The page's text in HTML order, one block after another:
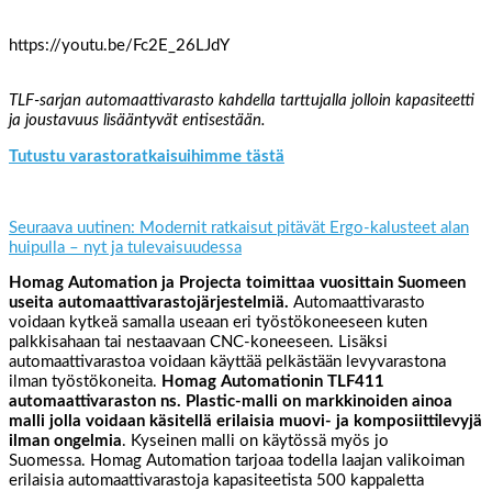
https://youtu.be/Fc2E_26LJdY
TLF-sarjan automaattivarasto kahdella tarttujalla jolloin kapasiteetti
ja joustavuus lisääntyvät entisestään.
Tutustu varastoratkaisuihimme tästä
Seuraava uutinen: Modernit ratkaisut pitävät Ergo-kalusteet alan
huipulla – nyt ja tulevaisuudessa
Homag Automation ja Projecta toimittaa vuosittain Suomeen
useita automaattivarastojärjestelmiä. Automaattivarasto
voidaan kytkeä samalla useaan eri työstökoneeseen kuten
palkkisahaan tai nestaavaan CNC-koneeseen. Lisäksi
automaattivarastoa voidaan käyttää pelkästään levyvarastona
ilman työstökoneita. Homag Automationin TLF411
automaattivaraston ns. Plastic-malli on markkinoiden ainoa
malli jolla voidaan käsitellä erilaisia muovi- ja komposiittilevyjä
ilman ongelmia. Kyseinen malli on käytössä myös jo
Suomessa. Homag Automation tarjoaa todella laajan valikoiman
erilaisia automaattivarastoja kapasiteetista 500 kappaletta